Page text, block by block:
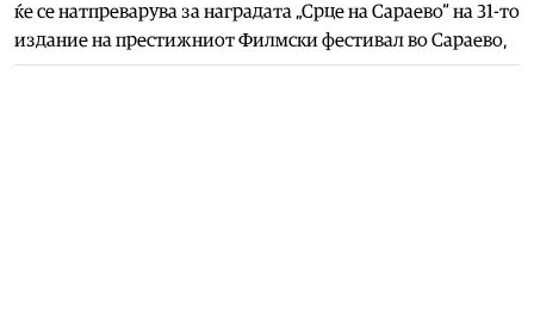
ќе се натпреварува за наградата „Срце на Сараево“ на 31-то
издание на престижниот Филмски фестивал во Сараево,